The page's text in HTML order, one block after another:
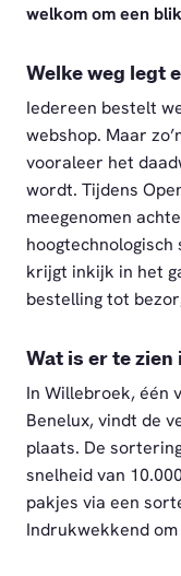
welkom om een
Welke weg legt
Iedereen bestelt
webshop. Maar
vooraleer het
wordt. Tijdens
meegenomen
krijgt inkijk in het
bestelling tot
Wat is er te
In Willebroek, één
Benelux, vindt de
plaats. De
snelheid van
pakjes via een
Indrukwekkend